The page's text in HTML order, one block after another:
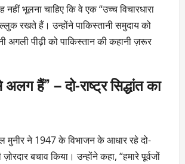
नहीं भूलना चाहिए कि वे एक “उच्च विचारधारा
रखते हैं। उन्होंने पाकिस्तानी समुदाय को
अगली पीढ़ी को पाकिस्तान की कहानी ज़रूर
हैं” – दो-राष्ट्र सिद्धांत का
मुनीर ने 1947 के विभाजन के आधार रहे दो-
ज़ोरदार बचाव किया। उन्होंने कहा, “हमारे पूर्वजों